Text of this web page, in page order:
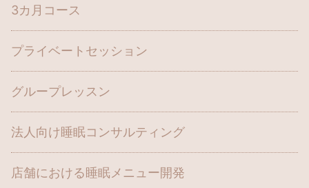
3カ月コース
プライベートセッション
グループレッスン
法人向け睡眠コンサルティング
店舗における睡眠メニュー開発